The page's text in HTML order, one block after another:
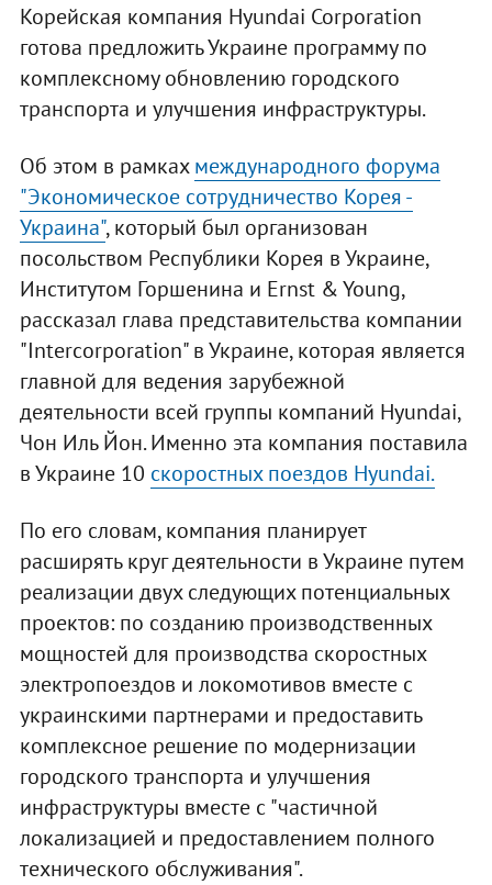
Корейская компания Hyundai Corporation
готова предложить Украине программу по
комплексному обновлению городского
транспорта и улучшения инфраструктуры.
Об этом в рамкахмеждународного форума
"Экономическое сотрудничество Корея -
Украина", который был организован
посольством Республики Корея в Украине,
Институтом Горшенина и Ernst & Young,
рассказал глава представительства компании
"Intercorporation" в Украине, которая является
главной для ведения зарубежной
деятельности всей группы компаний Hyundai,
Чон Иль Йон. Именно эта компания поставила
в Украине 10 скоростных поездов Hyundai.
По его словам, компания планирует
расширять круг деятельности в Украине путем
реализации двух следующих потенциальных
проектов: по созданию производственных
мощностей для производства скоростных
электропоездов и локомотивов вместе с
украинскими партнерами и предоставить
комплексное решение по модернизации
городского транспорта и улучшения
инфраструктуры вместе с "частичной
локализацией и предоставлением полного
технического обслуживания".